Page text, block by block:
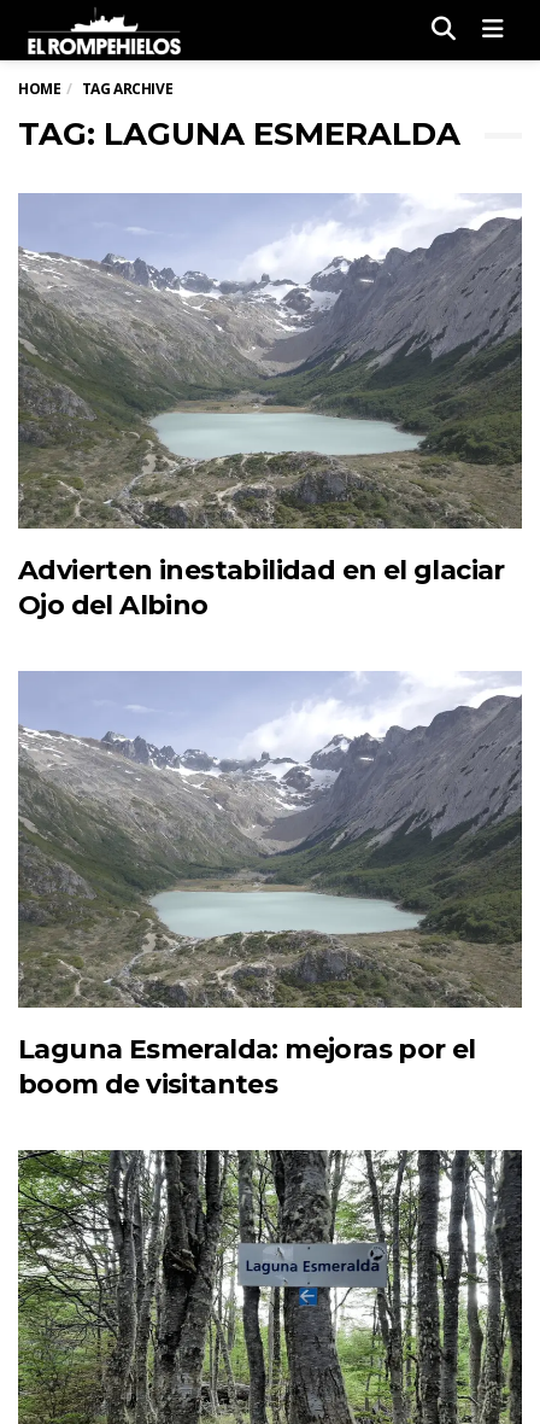
HOME TAG ARCHIVE
TAG: LAGUNA ESMERALDA
Advierten inestabilidad en el glaciar
Ojo del Albino
Laguna Esmeralda: mejoras por el
boom de visitantes